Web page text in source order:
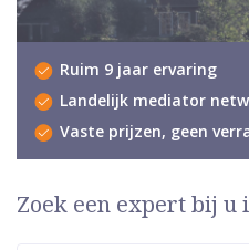
Ruim 9 jaar ervaring
Landelijk mediator
Vaste prijzen, geen
Zoek een expert bij u